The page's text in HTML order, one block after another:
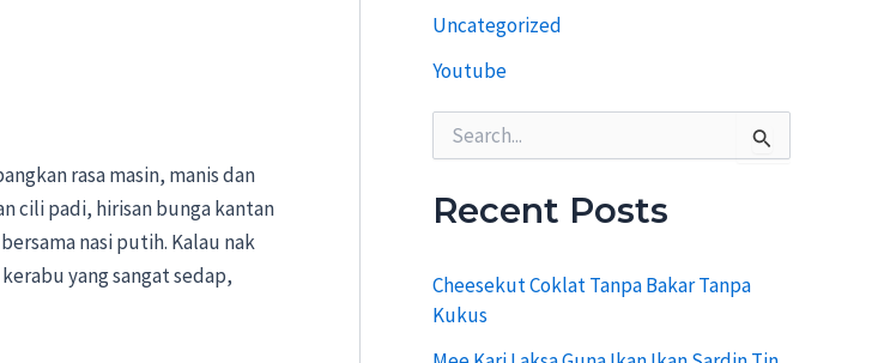
rasa masin, manis dan
cili padi, hirisan bunga kantan
nasi putih. Kalau nak
yang sangat sedap,
uUncategorized
Youtube
r
c
o
r
Recent Posts
Cheesekut Coklat Tanpa Bakar Tanpa
Kukus